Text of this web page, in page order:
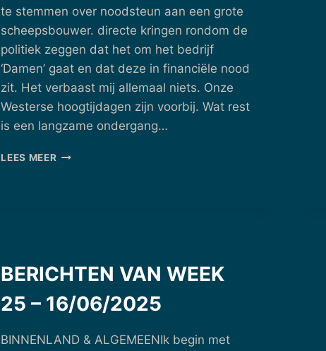
te stemmen over noodsteun aan een grote
scheepsbouwer. directe kringen rondom de
politiek zeggen dat het om het bedrijf
‘Damen’ gaat en dat deze in financiële nood
zit. Het verbaast mij allemaal niets. Onze
Westerse hoogtijdagen zijn voorbij. Wat rest
is een langzame ondergang…
LEES MEERBERICHTEN
BERICHTEN VAN WEEK
25 – 16/06/2025
BINNENLAND & ALGEMEENIk begin met